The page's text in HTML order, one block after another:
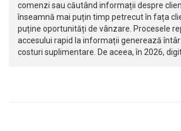
comenzi sau căutând informații despre
înseamnă mai puțin timp petrecut în fața
puține oportunități de vânzare. Procesele
accesului rapid la informații generează
costuri suplimentare. De aceea, în 2026,